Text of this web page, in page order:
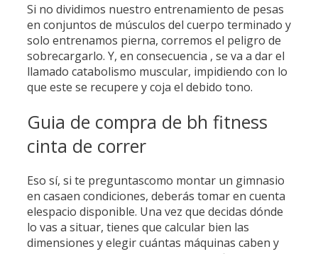
Si no dividimos nuestro entrenamiento de pesas
en conjuntos de músculos del cuerpo terminado y
solo entrenamos pierna, corremos el peligro de
sobrecargarlo. Y, en consecuencia , se va a dar el
llamado catabolismo muscular, impidiendo con lo
que este se recupere y coja el debido tono.
Guia de compra de bh fitness
cinta de correr
Eso sí, si te preguntascomo montar un gimnasio
en casaen condiciones, deberás tomar en cuenta
elespacio disponible. Una vez que decidas dónde
lo vas a situar, tienes que calcular bien las
dimensiones y elegir cuántas máquinas caben y